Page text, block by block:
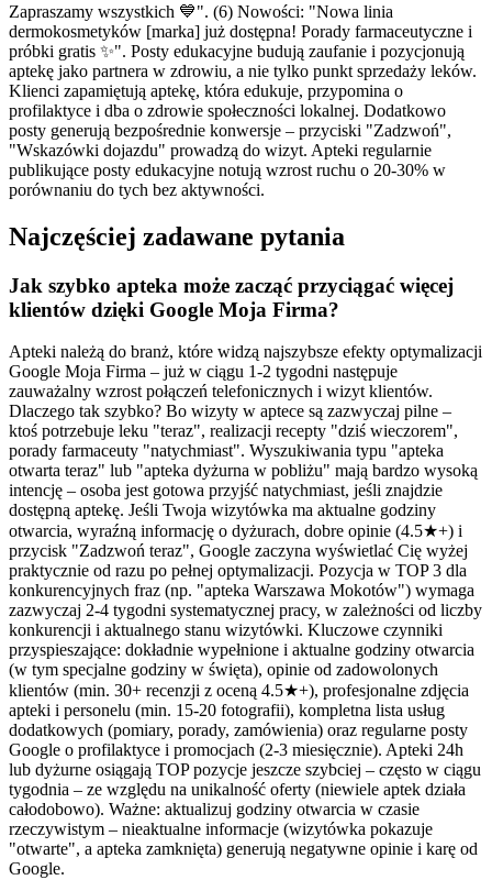
Zapraszamy wszystkich 💙". (6) Nowości: "Nowa linia
dermokosmetyków [marka] już dostępna! Porady farmaceutyczne i
próbki gratis ✨". Posty edukacyjne budują zaufanie i pozycjonują
aptekę jako partnera w zdrowiu, a nie tylko punkt sprzedaży leków.
Klienci zapamiętują aptekę, która edukuje, przypomina o
profilaktyce i dba o zdrowie społeczności lokalnej. Dodatkowo
posty generują bezpośrednie konwersje – przyciski "Zadzwoń",
"Wskazówki dojazdu" prowadzą do wizyt. Apteki regularnie
publikujące posty edukacyjne notują wzrost ruchu o 20-30% w
porównaniu do tych bez aktywności.
Najczęściej zadawane pytania
Jak szybko apteka może zacząć przyciągać więcej
klientów dzięki Google Moja Firma?
Apteki należą do branż, które widzą najszybsze efekty optymalizacji
Google Moja Firma – już w ciągu 1-2 tygodni następuje
zauważalny wzrost połączeń telefonicznych i wizyt klientów.
Dlaczego tak szybko? Bo wizyty w aptece są zazwyczaj pilne –
ktoś potrzebuje leku "teraz", realizacji recepty "dziś wieczorem",
porady farmaceuty "natychmiast". Wyszukiwania typu "apteka
otwarta teraz" lub "apteka dyżurna w pobliżu" mają bardzo wysoką
intencję – osoba jest gotowa przyjść natychmiast, jeśli znajdzie
dostępną aptekę. Jeśli Twoja wizytówka ma aktualne godziny
otwarcia, wyraźną informację o dyżurach, dobre opinie (4.5★+) i
przycisk "Zadzwoń teraz", Google zaczyna wyświetlać Cię wyżej
praktycznie od razu po pełnej optymalizacji. Pozycja w TOP 3 dla
konkurencyjnych fraz (np. "apteka Warszawa Mokotów") wymaga
zazwyczaj 2-4 tygodni systematycznej pracy, w zależności od liczby
konkurencji i aktualnego stanu wizytówki. Kluczowe czynniki
przyspieszające: dokładnie wypełnione i aktualne godziny otwarcia
(w tym specjalne godziny w święta), opinie od zadowolonych
klientów (min. 30+ recenzji z oceną 4.5★+), profesjonalne zdjęcia
apteki i personelu (min. 15-20 fotografii), kompletna lista usług
dodatkowych (pomiary, porady, zamówienia) oraz regularne posty
Google o profilaktyce i promocjach (2-3 miesięcznie). Apteki 24h
lub dyżurne osiągają TOP pozycje jeszcze szybciej – często w ciągu
tygodnia – ze względu na unikalność oferty (niewiele aptek działa
całodobowo). Ważne: aktualizuj godziny otwarcia w czasie
rzeczywistym – nieaktualne informacje (wizytówka pokazuje
"otwarte", a apteka zamknięta) generują negatywne opinie i karę od
Google.